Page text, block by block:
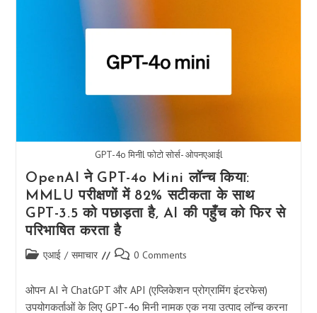
लाख
टेस्टर्स
इंटरैक्शन
का
अनुभव
किया
GPT-4o मिनीl फोटो सोर्स- ओपनएआईl
OpenAI ने GPT-4o Mini लॉन्च किया:
MMLU परीक्षणों में 82% सटीकता के साथ
GPT-3.5 को पछाड़ता है, AI की पहुँच को फिर से
परिभाषित करता है
Post एआई / समाचार
Post 0 Comments
ओपन AI ने ChatGPT और API (एप्लिकेशन प्रोग्रामिंग इंटरफेस)
उपयोगकर्ताओं के लिए GPT-4o मिनी नामक एक नया उत्पाद लॉन्च करना